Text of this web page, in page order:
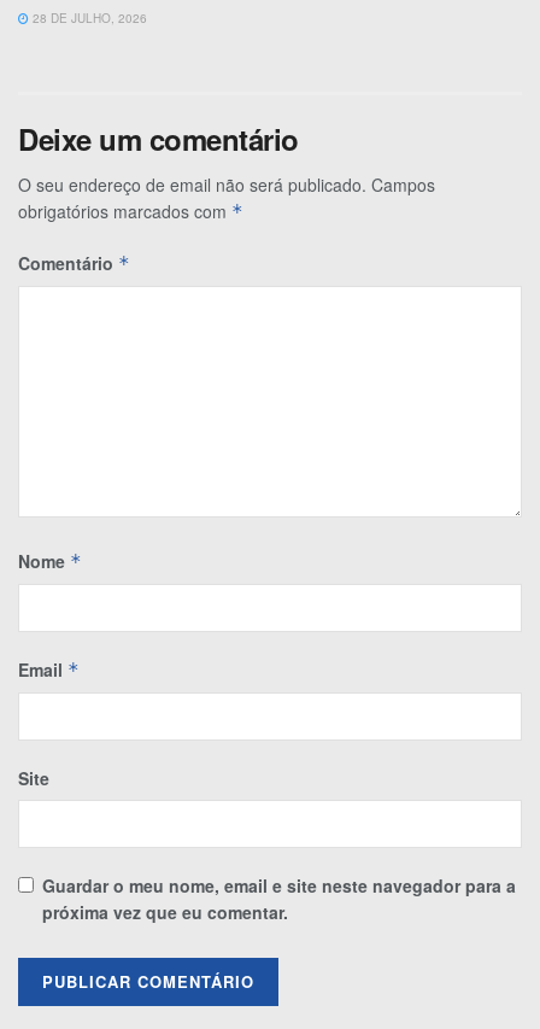
28 DE JULHO, 2026
Deixe um comentário
O seu endereço de email não será publicado. Campos
obrigatórios marcados com *
Comentário *
Nome *
Email *
Site
Guardar o meu nome, email e site neste navegador para a
próxima vez que eu comentar.